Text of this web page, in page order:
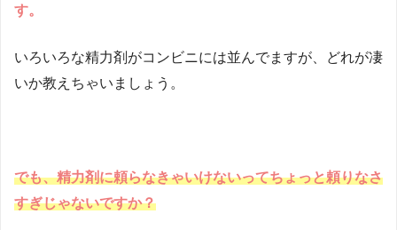
す。
いろいろな精力剤がコンビニには並んでますが、どれが凄
いか教えちゃいましょう。
でも、精力剤に頼らなきゃいけないってちょっと頼りなさ
すぎじゃないですか？